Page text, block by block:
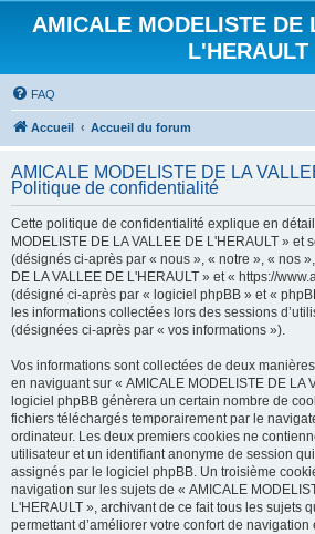
AMICALE MODELISTE DE
L'HERAULT
FAQ
Accueil Accueil du forum
AMICALE MODELISTE DE LA
Politique de confidentialité
Cette politique de confidentialité explique en
MODELISTE DE LA VALLEE DE L'HERAULT » et
(désignés ci-après par « nous », « notre », « nos
DE LA VALLEE DE L'HERAULT » et « https://
(désigné ci-après par « logiciel phpBB » et «
les informations collectées lors des sessions
(désignées ci-après par « vos informations »).
Vos informations sont collectées de deux
en naviguant sur « AMICALE MODELISTE DE LA
logiciel phpBB génèrera un certain nombre de
fichiers téléchargés temporairement par le
ordinateur. Les deux premiers cookies ne
utilisateur et un identifiant anonyme de session
assignés par le logiciel phpBB. Un troisième
navigation sur les sujets de « AMICALE
L'HERAULT », archivant de ce fait tous les sujets
permettant d’améliorer votre confort de navigation